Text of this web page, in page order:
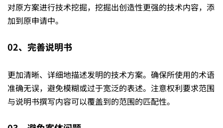
你
如
何
成
对原方案进行技术挖掘，挖掘出创造性更强的技术内容，添
加到原申请中。
02、完善说明书
更加清晰、详细地描述发明的技术方案。确保所使用的术语
准确无误，避免模糊或过于宽泛的表述。注意权利要求范围
与说明书撰写内容可以覆盖到的范围的匹配性。